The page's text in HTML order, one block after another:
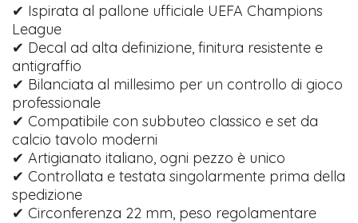
✔ Ispirata al pallone ufficiale UEFA Champions
League
✔ Decal ad alta definizione, finitura resistente e
antigraffio
✔ Bilanciata al millesimo per un controllo di gioco
professionale
✔ Compatibile con subbuteo classico e set da
calcio tavolo moderni
✔ Artigianato italiano, ogni pezzo è unico
✔ Controllata e testata singolarmente prima della
spedizione
✔ Circonferenza 22 mm, peso regolamentare